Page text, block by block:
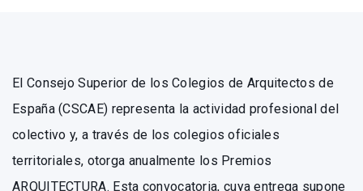
El Consejo Superior de los Colegios de Arquitectos de
España (CSCAE) representa la actividad profesional del
colectivo y, a través de los colegios oficiales
territoriales, otorga anualmente los Premios
ARQUITECTURA. Esta convocatoria, cuya entrega supone